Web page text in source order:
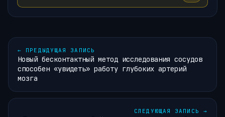
← ПРЕДЫДУЩАЯ ЗАПИСЬ
Новый бесконтактный метод исследования сосудов
способен «увидеть» работу глубоких артерий
мозга
СЛЕДУЮЩАЯ ЗАПИСЬ →